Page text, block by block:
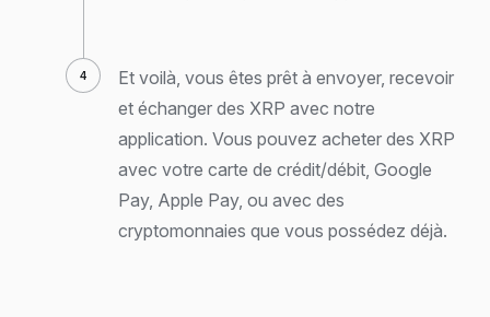
Et voilà, vous êtes prêt à envoyer, recevoir
et échanger des XRP avec notre
application. Vous pouvez acheter des XRP
avec votre carte de crédit/débit, Google
Pay, Apple Pay, ou avec des
cryptomonnaies que vous possédez déjà.